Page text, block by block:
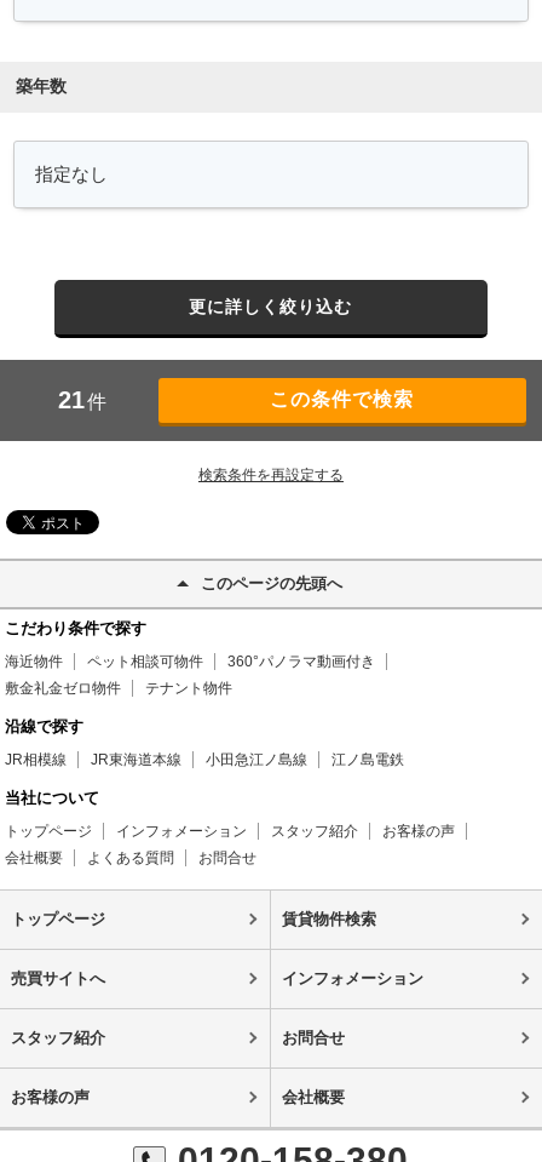
築年数
更に詳しく絞り込む
21件
検索条件を再設定する
このページの先頭へ
こだわり条件で探す
海近物件 ペット相談可物件
360°パノラマ動画付き
敷金礼金ゼロ物件
テナント物件
沿線で探す
JR相模線 JR東海道本線 小田急江ノ島線 江ノ島電鉄
当社について
トップページ インフォメーション スタッフ紹介
お客様の声
会社概要
よくある質問 お問合せ
トップページ 賃貸物件検索
売買サイトへ インフォメーション
スタッフ紹介 お問合せ
お客様の声 会社概要